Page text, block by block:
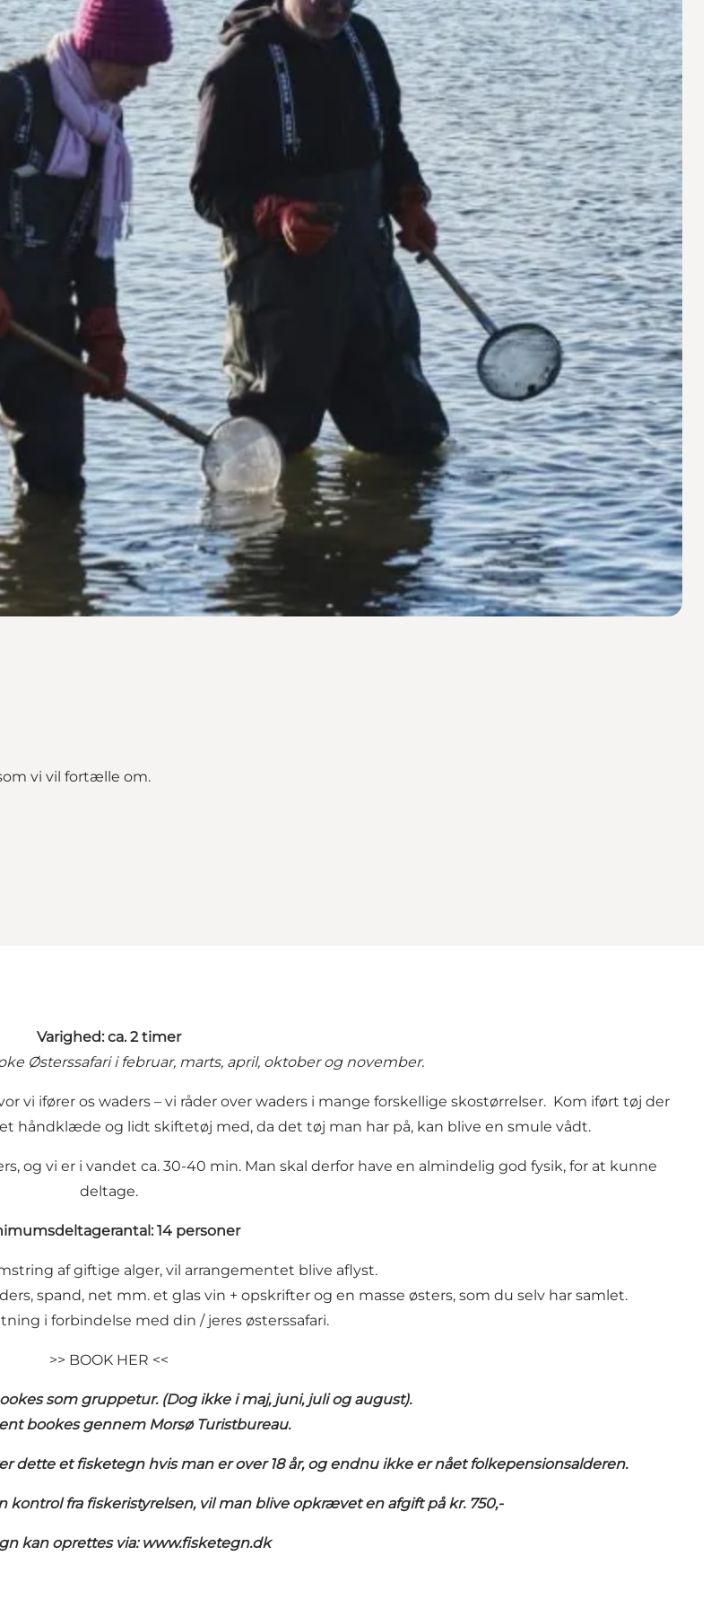
vi vil fortælle om.
Varighed: ca. 2 timer
Østerssafari i februar, marts, april, oktober og november.
vi ifører os waders – vi råder over waders i mange forskellige skostørrelser. Kom iført tøj der
håndklæde og lidt skiftetøj med, da det tøj man har på, kan blive en smule vådt.
og vi er i vandet ca. 30-40 min. Man skal derfor have en almindelig god fysik, for at kunne
deltage.
14 personer
af giftige alger, vil arrangementet blive aflyst.
spand, net mm. et glas vin + opskrifter og en masse østers, som du selv har samlet.
i forbindelse med din / jeres østerssafari.
>> BOOK HER <<
som gruppetur. (Dog ikke i maj, juni, juli og august).
bookes gennem Morsø Turistbureau.
dette et fisketegn hvis man er over 18 år, og endnu ikke er nået folkepensionsalderen.
fra fiskeristyrelsen, vil man blive opkrævet en afgift på kr. 750,-
kan oprettes via: www.fisketegn.dk